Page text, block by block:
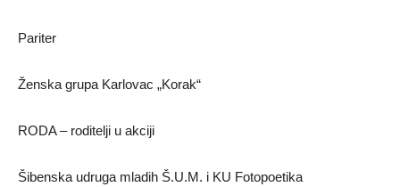
Pariter
Ženska grupa Karlovac „Korak“
RODA – roditelji u akciji
Šibenska udruga mladih Š.U.M. i KU Fotopoetika